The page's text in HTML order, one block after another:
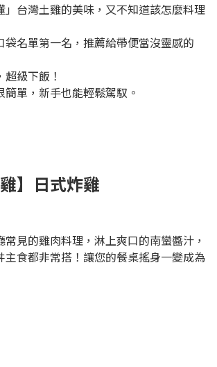
」台灣土雞的美味，又不知道該怎麼料理
袋名單第一名，推薦給帶便當沒靈感的
級下飯！
單，新手也能輕鬆駕馭。
】日式炸雞
見的雞肉料理，淋上爽口的南蠻醬汁，
主食都非常搭！讓您的餐桌搖身一變成為